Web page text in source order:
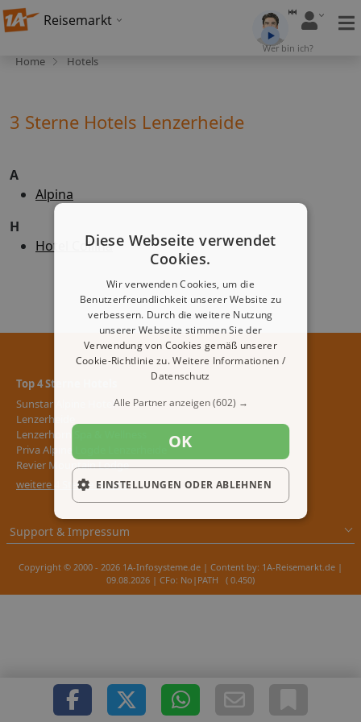
Reisemarkt
Wer bin ich?
Home Hotels
3 Sterne Hotels Lenzerheide
A
Alpina
H
Hotel Collina
Top 4 Sterne Hotels
Sunstar Alpine Hotel
Lenzerheide
Lenzerhorn Spa & Wellness
Priva Alpine Logde Lenzerheide
Revier Mountain Lodge
weitere 4 Sterne Hotels
Support & Impressum
Copyright © 2000 - 2026 1A-Infosysteme.de | Content by: 1A-Reisemarkt.de |
09.08.2026 | CFo: No|PATH ( 0.450)
Diese Webseite verwendet
Cookies.
Wir verwenden Cookies, um die
Benutzerfreundlichkeit unserer Website zu
verbessern. Durch die weitere Nutzung
unserer Webseite stimmen Sie der
Verwendung von Cookies gemäß unserer
Cookie-Richtlinie zu.Weitere Informationen /
Datenschutz
Alle Partner anzeigen(602) →
OK
EINSTELLUNGEN ODER ABLEHNEN